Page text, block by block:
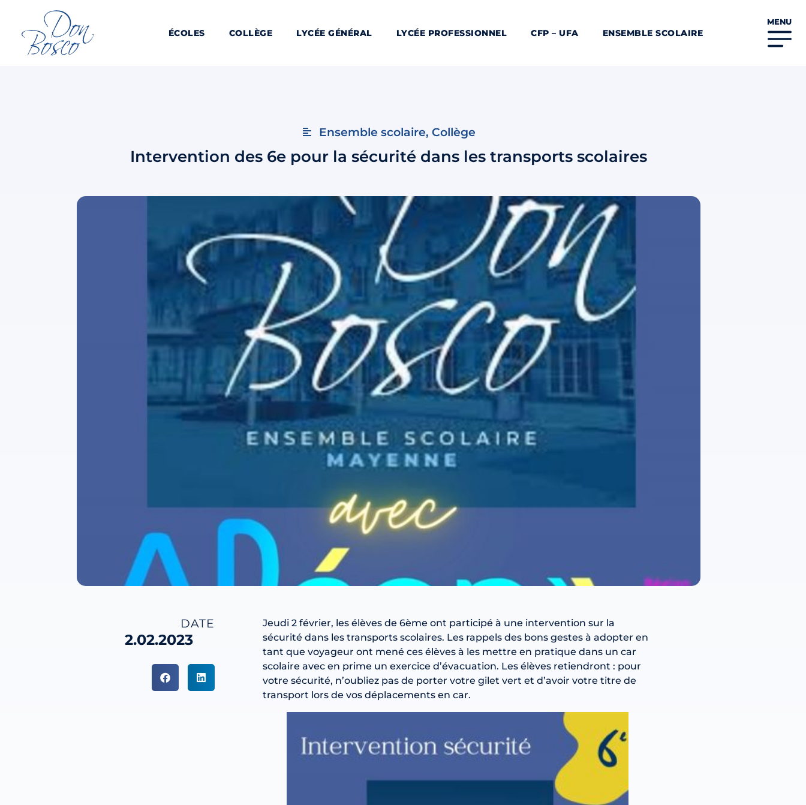
ÉCOLES COLLÈGE LYCÉE GÉNÉRAL LYCÉE PROFESSIONNEL CFP – UFA ENSEMBLE SCOLAIRE
MENU
Ensemble scolaire, Collège
Intervention des 6e pour la sécurité dans les transports scolaires
DATE
2.02.2023
Jeudi 2 février, les élèves de 6ème ont participé à une intervention sur la
sécurité dans les transports scolaires. Les rappels des bons gestes à adopter en
tant que voyageur ont mené ces élèves à les mettre en pratique dans un car
scolaire avec en prime un exercice d’évacuation. Les élèves retiendront : pour
votre sécurité, n’oubliez pas de porter votre gilet vert et d’avoir votre titre de
transport lors de vos déplacements en car.